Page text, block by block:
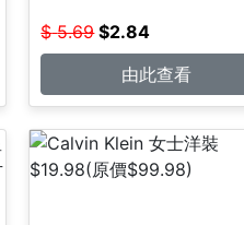
$ 5.69 $2.84
由此查看